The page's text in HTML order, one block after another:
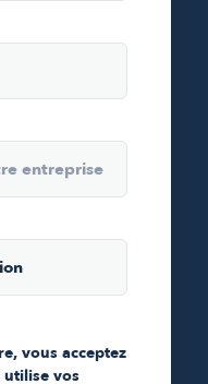
vous acceptez
vos